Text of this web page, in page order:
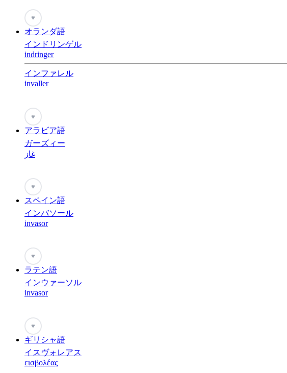
♥
オランダ語
インドリンゲル
indringer
インファレル
invaller
♥
アラビア語
ガーズィー
غاز
♥
スペイン語
インバソール
invasor
♥
ラテン語
インウァーソル
invasor
♥
ギリシャ語
イスヴォレアス
εισβολέας